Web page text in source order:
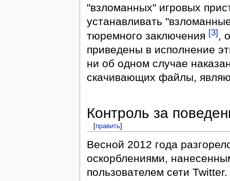
"взломанных" игровых
устанавливать
тюремного заключения [3],
приведены в исполнение
ни об одном случае
скачивающих файлы,
Контроль за
[править]
Весной 2012 года
оскорблениями,
пользователем сети